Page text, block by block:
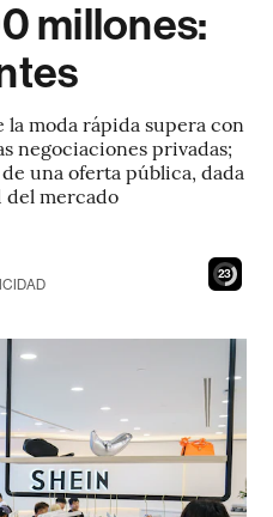
millones:
moda rápida supera con
negociaciones privadas;
una oferta pública, dada
del mercado
21